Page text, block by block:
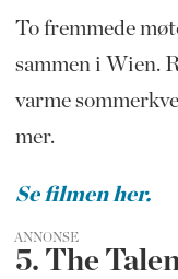
To fremmede
sammen i Wien.
varme
mer.
Se filmen her.
ANNONSE
5. The